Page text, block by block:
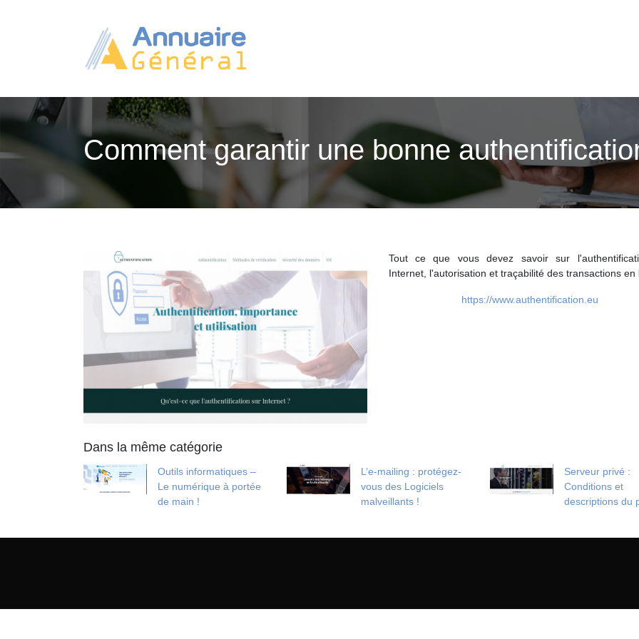
Comment garantir une bonne
Tout ce que vous devez savoir sur
Internet, l'autorisation et traçabilité des transactions en
https://www.authentification.eu
Dans la même catégorie
Outils informatiques –
Le numérique à portée
de main !
L’e-mailing : protégez-
vous des Logiciels
malveillants !
Serveur privé :
Conditions et
descriptions du